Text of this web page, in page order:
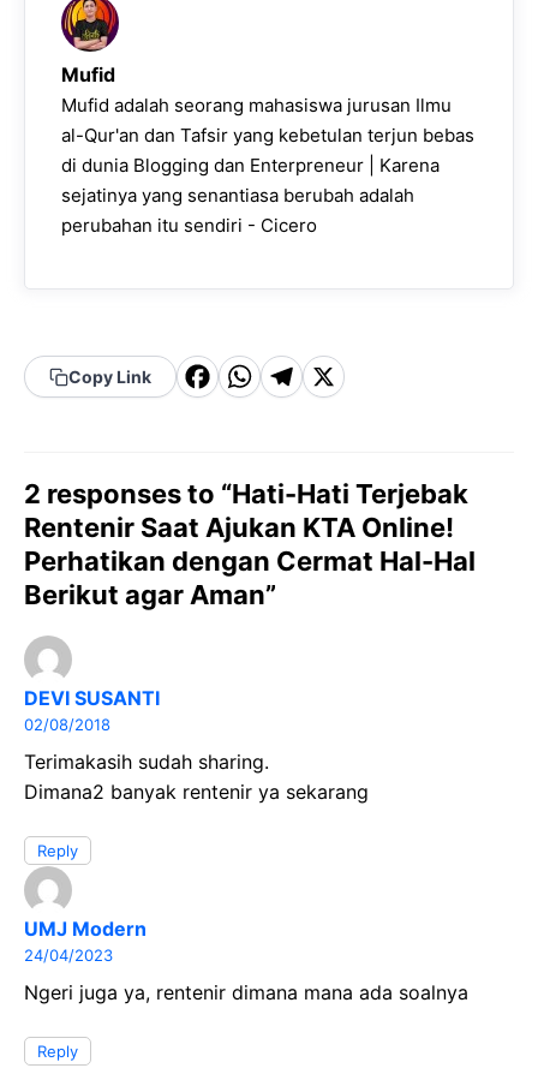
Mufid
Mufid adalah seorang mahasiswa jurusan Ilmu
al-Qur'an dan Tafsir yang kebetulan terjun bebas
di dunia Blogging dan Enterpreneur | Karena
sejatinya yang senantiasa berubah adalah
perubahan itu sendiri - Cicero
Copy Link
F
e
b
o
o
W
t
s
A
p
T
g
r
a
X
2 responses to “Hati-Hati Terjebak
Rentenir Saat Ajukan KTA Online!
Perhatikan dengan Cermat Hal-Hal
Berikut agar Aman”
DEVI SUSANTI
02/08/2018
Terimakasih sudah sharing.
Dimana2 banyak rentenir ya sekarang
Reply
UMJ Modern
24/04/2023
Ngeri juga ya, rentenir dimana mana ada soalnya
Reply